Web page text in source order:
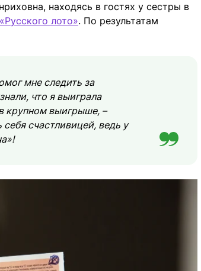
находясь в гостях у сестры в
«Русского лото». По результатам
мне следить за
что я выиграла
крупном выигрыше, –
счастливицей, ведь у